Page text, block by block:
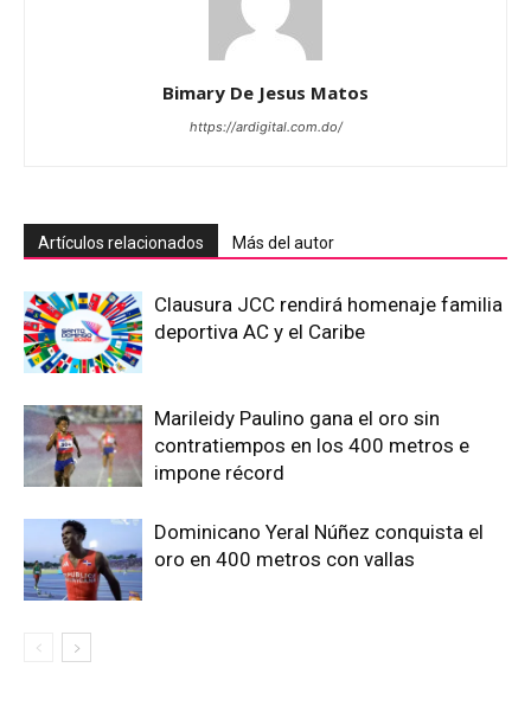
Bimary De Jesus Matos
https://ardigital.com.do/
Artículos relacionados Más del autor
Clausura JCC rendirá homenaje familia
deportiva AC y el Caribe
Marileidy Paulino gana el oro sin
contratiempos en los 400 metros e
impone récord
Dominicano Yeral Núñez conquista el
oro en 400 metros con vallas